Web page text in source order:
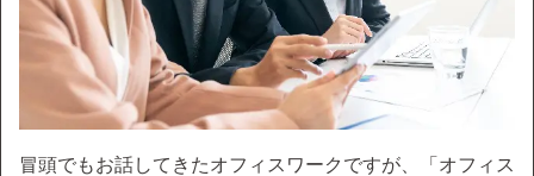
冒頭でもお話してきたオフィスワークですが、「オフィス